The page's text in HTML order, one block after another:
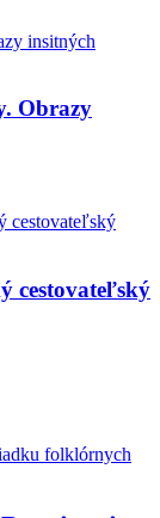
Obrazy
cestovateľský